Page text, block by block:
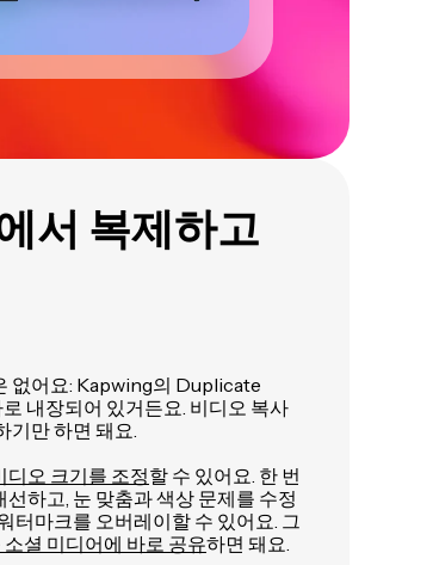
서 복제하고
없어요: Kapwing의 Duplicate
로 내장되어 있거든요. 비디오 복사
기만 하면 돼요.
디오 크기를 조정할 수 있어요. 한 번
하고, 눈 맞춤과 색상 문제를 수정
터마크를 오버레이할 수 있어요. 그
셜 미디어에 바로 공유하면 돼요.